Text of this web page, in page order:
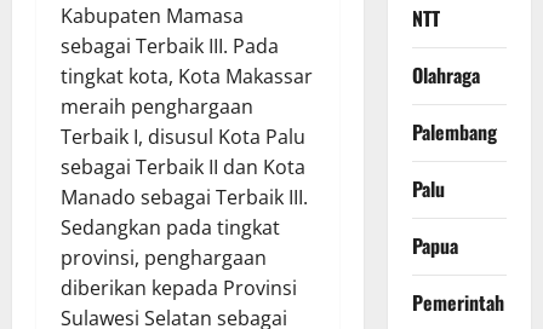
Kabupaten Mamasa
sebagai Terbaik III. Pada
tingkat kota, Kota Makassar
meraih penghargaan
Terbaik I, disusul Kota Palu
sebagai Terbaik II dan Kota
Manado sebagai Terbaik III.
Sedangkan pada tingkat
provinsi, penghargaan
diberikan kepada Provinsi
Sulawesi Selatan sebagai
NTT
Olahraga
Palembang
Palu
Papua
Pemerintah